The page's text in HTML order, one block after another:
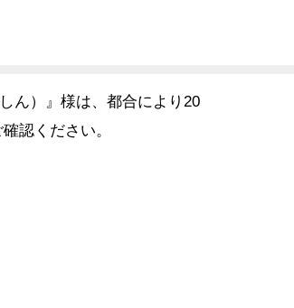
ん）』様は、都合により20
認ください。